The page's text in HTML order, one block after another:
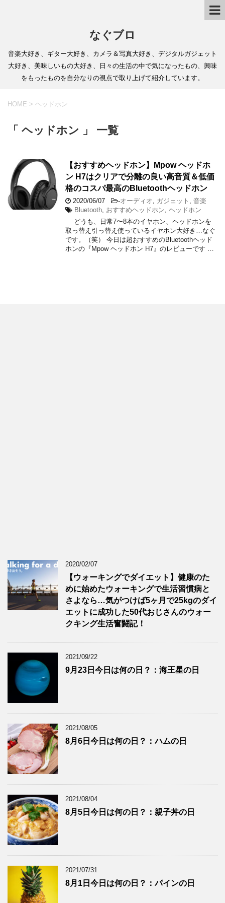
なぐブロ
音楽大好き、ギター大好き、カメラ＆写真大好き、デジタルガジェット
大好き、美味しいもの大好き、日々の生活の中で気になったもの、興味
をもったものを自分なりの視点で取り上げて紹介しています。
HOME > ヘッドホン
「 ヘッドホン 」 一覧
【おすすめヘッドホン】Mpow ヘッドホ
ン H7はクリアで分離の良い高音質＆低価
格のコスパ最高のBluetoothヘッドホン
2020/06/07 -オーディオ ガジェット
音楽
Bluetooth おすすめヘッドホン ヘッドホン
どうも、日常7〜8本のイヤホン、ヘッドホンを
取っ替え引っ替え使っているイヤホン大好き…なぐ
です。（笑） 今日は超おすすめのBluetoothヘッド
ホンの『Mpow ヘッドホン H7』のレビューです …
2020/02/07
【ウォーキングでダイエット】健康のた
めに始めたウォーキングで生活習慣病と
さよなら…気がつけば5ヶ月で25kgのダイ
エットに成功した50代おじさんのウォー
クキング生活奮闘記！
2021/09/22
9月23日今日は何の日？：海王星の日
2021/08/05
8月6日今日は何の日？：ハムの日
2021/08/04
8月5日今日は何の日？：親子丼の日
2021/07/31
8月1日今日は何の日？：パインの日